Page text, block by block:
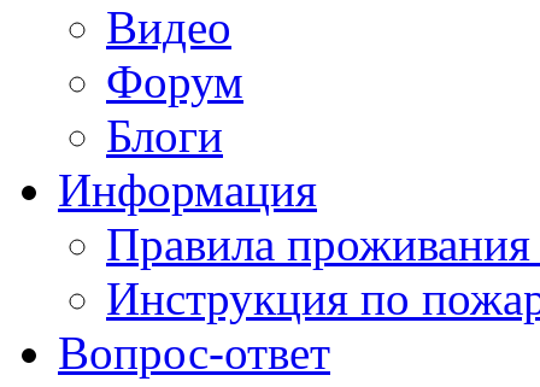
Видео
Форум
Блоги
Информация
Правила
Инструкция по
Вопрос-ответ